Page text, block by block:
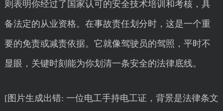
则表明你经过了国家认可的安全技术培训和考核，具
备法定的从业资格。在事故责任划分时，这是一个重
要的免责或减责依据。它就像驾驶员的驾照，平时不
显眼，关键时刻能为你划清一条安全的法律底线。
[图片生成出错: 一位电工手持电工证，背景是法律条文